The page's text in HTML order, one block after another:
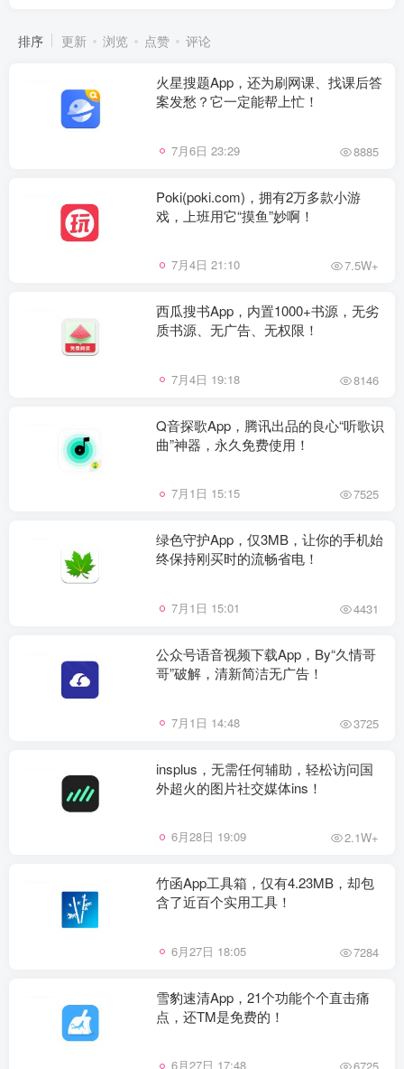
排序 更新 浏览 点赞 评论
火星搜题App，还为刷网课、找课后答
案发愁？它一定能帮上忙！
7月6日 23:29 8885
Poki(poki.com)，拥有2万多款小游
戏，上班用它“摸鱼”妙啊！
7月4日 21:10 7.5W+
西瓜搜书App，内置1000+书源，无劣
质书源、无广告、无权限！
7月4日 19:18 8146
Q音探歌App，腾讯出品的良心“听歌识
曲”神器，永久免费使用！
7月1日 15:15 7525
绿色守护App，仅3MB，让你的手机始
终保持刚买时的流畅省电！
7月1日 15:01 4431
公众号语音视频下载App，By“久情哥
哥”破解，清新简洁无广告！
7月1日 14:48 3725
insplus，无需任何辅助，轻松访问国
外超火的图片社交媒体ins！
6月28日 19:09 2.1W+
竹函App工具箱，仅有4.23MB，却包
含了近百个实用工具！
6月27日 18:05 7284
雪豹速清App，21个功能个个直击痛
点，还TM是免费的！
6月27日 17:48